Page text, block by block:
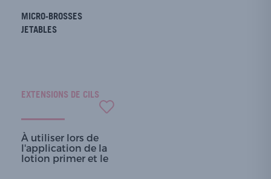
MICRO-BROSSES
JETABLES
EXTENSIONS DE CILS
À utiliser lors de
l'application de la
lotion primer et le